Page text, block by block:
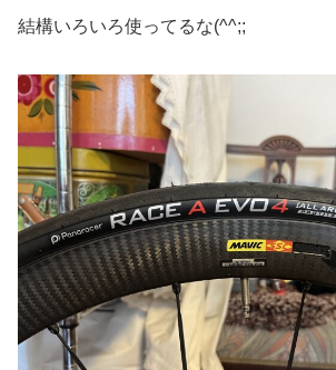
結構いろいろ使ってるな(^^;;